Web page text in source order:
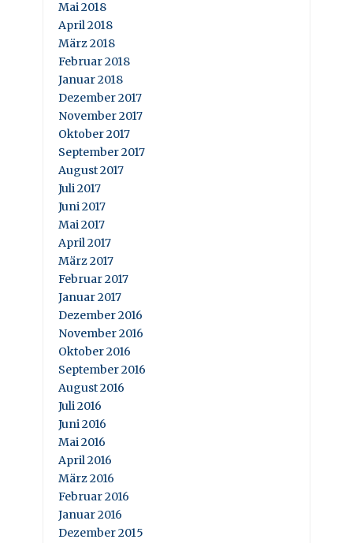
Mai 2018
April 2018
März 2018
Februar 2018
Januar 2018
Dezember 2017
November 2017
Oktober 2017
September 2017
August 2017
Juli 2017
Juni 2017
Mai 2017
April 2017
März 2017
Februar 2017
Januar 2017
Dezember 2016
November 2016
Oktober 2016
September 2016
August 2016
Juli 2016
Juni 2016
Mai 2016
April 2016
März 2016
Februar 2016
Januar 2016
Dezember 2015